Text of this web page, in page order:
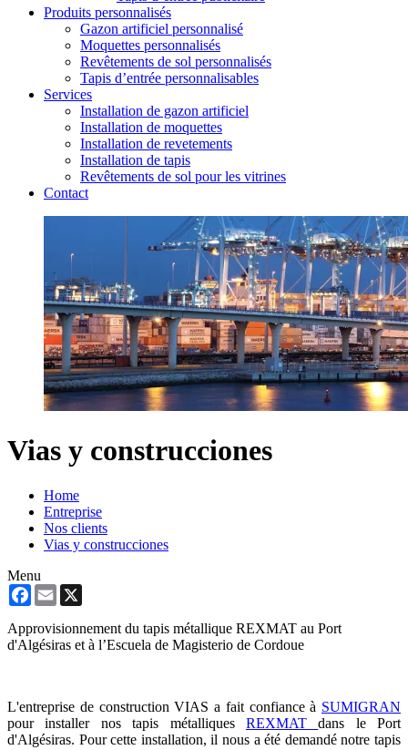
Produits personnalisés
Gazon artificiel personnalisé
Moquettes personnalisés
Revêtements de sol personnalisés
Tapis d’entrée personnalisables
Services
Installation de gazon artificiel
Installation de moquettes
Installation de revetements
Installation de tapis
Revêtements de sol pour les vitrines
Contact
Vias y construcciones
Home
Entreprise
Nos clients
Vias y construcciones
Menu
Facebook
Email
Approvisionnement du tapis métallique REXMAT au Port
d'Algésiras et à l’Escuela de Magisterio de Cordoue
L'entreprise de construction VIAS a fait confiance à SUMIGRAN
pour installer nos tapis métalliques REXMATdans le Port
d'Algésiras. Pour cette installation, il nous a été demandé notre tapis